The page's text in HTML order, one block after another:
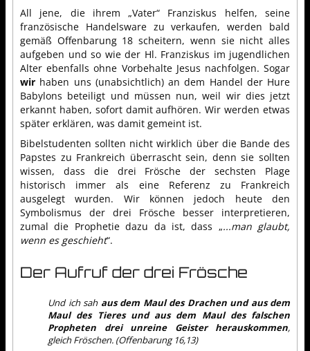
All jene, die ihrem „Vater“ Franziskus helfen, seine
französische Handelsware zu verkaufen, werden bald
gemäß Offenbarung 18 scheitern, wenn sie nicht alles
aufgeben und so wie der Hl. Franziskus im jugendlichen
Alter ebenfalls ohne Vorbehalte Jesus nachfolgen. Sogar
wir haben uns (unabsichtlich) an dem Handel der Hure
Babylons beteiligt und müssen nun, weil wir dies jetzt
erkannt haben, sofort damit aufhören. Wir werden etwas
später erklären, was damit gemeint ist.
Bibelstudenten sollten nicht wirklich über die Bande des
Papstes zu Frankreich überrascht sein, denn sie sollten
wissen, dass die drei Frösche der sechsten Plage
historisch immer als eine Referenz zu Frankreich
ausgelegt wurden. Wir können jedoch heute den
Symbolismus der drei Frösche besser interpretieren,
zumal die Prophetie dazu da ist, dass „...man glaubt,
wenn es geschieht“.
Der Aufruf der drei Frösche
Und ich sah aus dem Maul des Drachen und aus dem
Maul des Tieres und aus dem Maul des falschen
Propheten drei unreine Geister herauskommen,
gleich Fröschen. (Offenbarung 16,13)